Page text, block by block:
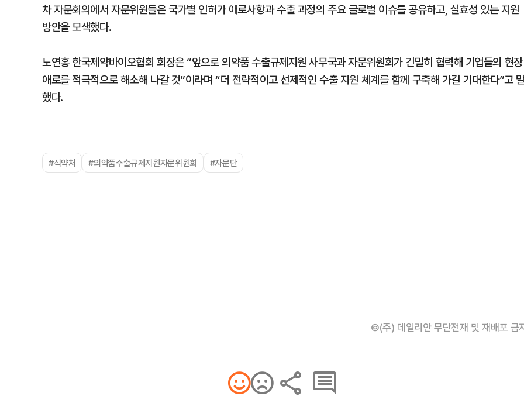
차 자문회의에서 자문위원들은 국가별 인허가 애로사항과 수출 과정의 주요 글로벌 이슈를 공유하고, 실효성 있는 지원
방안을 모색했다.
노연홍 한국제약바이오협회 회장은 “앞으로 의약품 수출규제지원 사무국과 자문위원회가 긴밀히 협력해 기업들의 현장
애로를 적극적으로 해소해 나갈 것”이라며 “더 전략적이고 선제적인 수출 지원 체계를 함께 구축해 가길 기대한다”고
했다.
#식약처 #의약품수출규제지원자문위원회 #자문단
©(주) 데일리안 무단전재 및 재배포 금